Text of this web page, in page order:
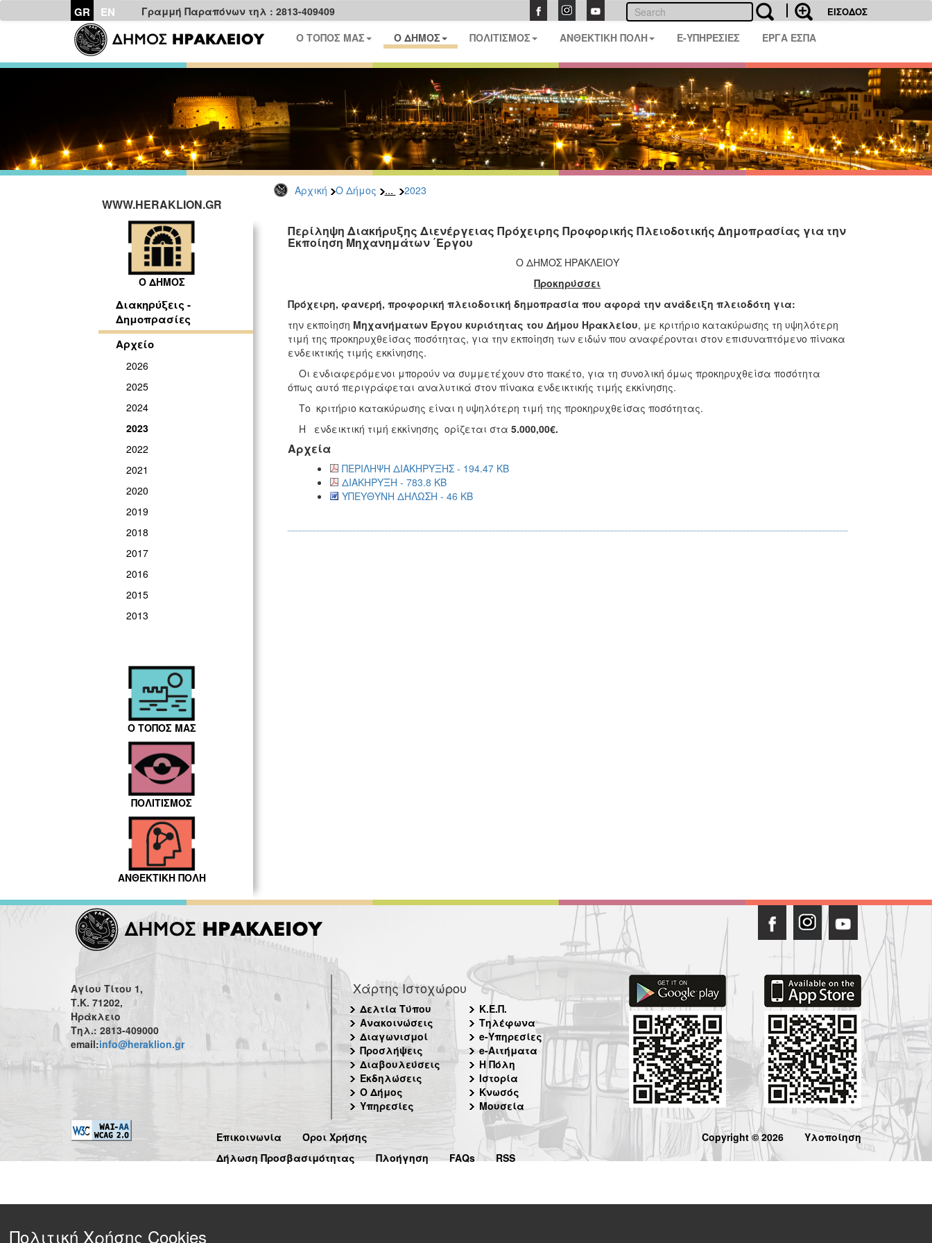
GR EN Γραμμή Παραπόνων τηλ : 2813-409409 ΕΙΣΟΔΟΣ
Ο ΤΟΠΟΣ ΜΑΣ Ο ΔΗΜΟΣ ΠΟΛΙΤΙΣΜΟΣ ΑΝΘΕΚΤΙΚΗ ΠΟΛΗ E-ΥΠΗΡΕΣΙΕΣ ΕΡΓΑ ΕΣΠΑ
Αρχική Ο Δήμος ... 2023
WWW.HERAKLION.GR
Ο ΔΗΜΟΣ
Διακηρύξεις -
Δημοπρασίες
Αρχείο
2026
2025
2024
2023
2022
2021
2020
2019
2018
2017
2016
2015
2013
Ο ΤΟΠΟΣ ΜΑΣ
ΠΟΛΙΤΙΣΜΟΣ
ΑΝΘΕΚΤΙΚΗ ΠΟΛΗ
Περίληψη Διακήρυξης Διενέργειας Πρόχειρης Προφορικής Πλειοδοτικής Δημοπρασίας για την
Εκποίηση Μηχανημάτων ΄Εργου
Ο ΔΗΜΟΣ ΗΡΑΚΛΕΙΟΥ
Προκηρύσσει
Πρόχειρη, φανερή, προφορική πλειοδοτική δημοπρασία που αφορά την ανάδειξη πλειοδότη για:
την εκποίηση Μηχανήματων Έργου κυριότητας του Δήμου Ηρακλείου, με κριτήριο κατακύρωσης τη υψηλότερη
τιμή της προκηρυχθείσας ποσότητας, για την εκποίηση των ειδών που αναφέρονται στον επισυναπτόμενο πίνακα
ενδεικτικής τιμής εκκίνησης.
Οι ενδιαφερόμενοι μπορούν να συμμετέχουν στο πακέτο, για τη συνολική όμως προκηρυχθείσα ποσότητα
όπως αυτό περιγράφεται αναλυτικά στον πίνακα ενδεικτικής τιμής εκκίνησης.
Το κριτήριο κατακύρωσης είναι η υψηλότερη τιμή της προκηρυχθείσας ποσότητας.
Η ενδεικτική τιμή εκκίνησης ορίζεται στα 5.000,00€.
Αρχεία
ΠΕΡΙΛΗΨΗ ΔΙΑΚΗΡΥΞΗΣ - 194.47 KB
ΔΙΑΚΗΡΥΞΗ - 783.8 KB
ΥΠΕΥΘΥΝΗ ΔΗΛΩΣΗ - 46 KB
Αγίου Τίτου 1,
Τ.Κ. 71202,
Ηράκλειο
Τηλ.: 2813-409000
email:info@heraklion.gr
Χάρτης Ιστοχώρου
Δελτία Τύπου
Ανακοινώσεις
Διαγωνισμοί
Προσλήψεις
Διαβουλεύσεις
Εκδηλώσεις
Ο Δήμος
Υπηρεσίες
Κ.Ε.Π.
Τηλέφωνα
e-Υπηρεσίες
e-Αιτήματα
Η Πόλη
Ιστορία
Κνωσός
Μουσεία
Επικοινωνία
Όροι Χρήσης
Δήλωση Προσβασιμότητας
Πλοήγηση FAQs RSS
Copyright © 2026 Υλοποίηση
Πολιτική Χρήσης Cookies